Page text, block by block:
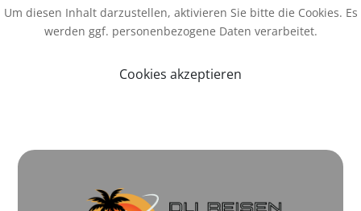
Um diesen Inhalt darzustellen, aktivieren Sie bitte die Cookies. Es
werden ggf. personenbezogene Daten verarbeitet.
Cookies akzeptieren